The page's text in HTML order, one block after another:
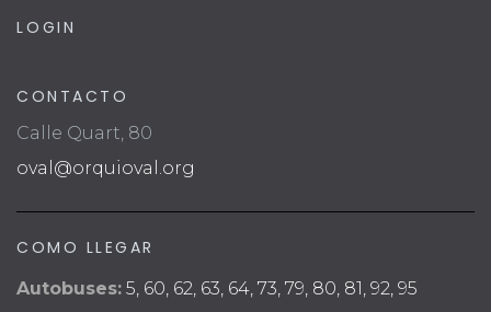
LOGIN
CONTACTO
Calle Quart, 80
oval@orquioval.org
COMO LLEGAR
Autobuses: 5, 60, 62, 63, 64, 73, 79, 80, 81, 92, 95